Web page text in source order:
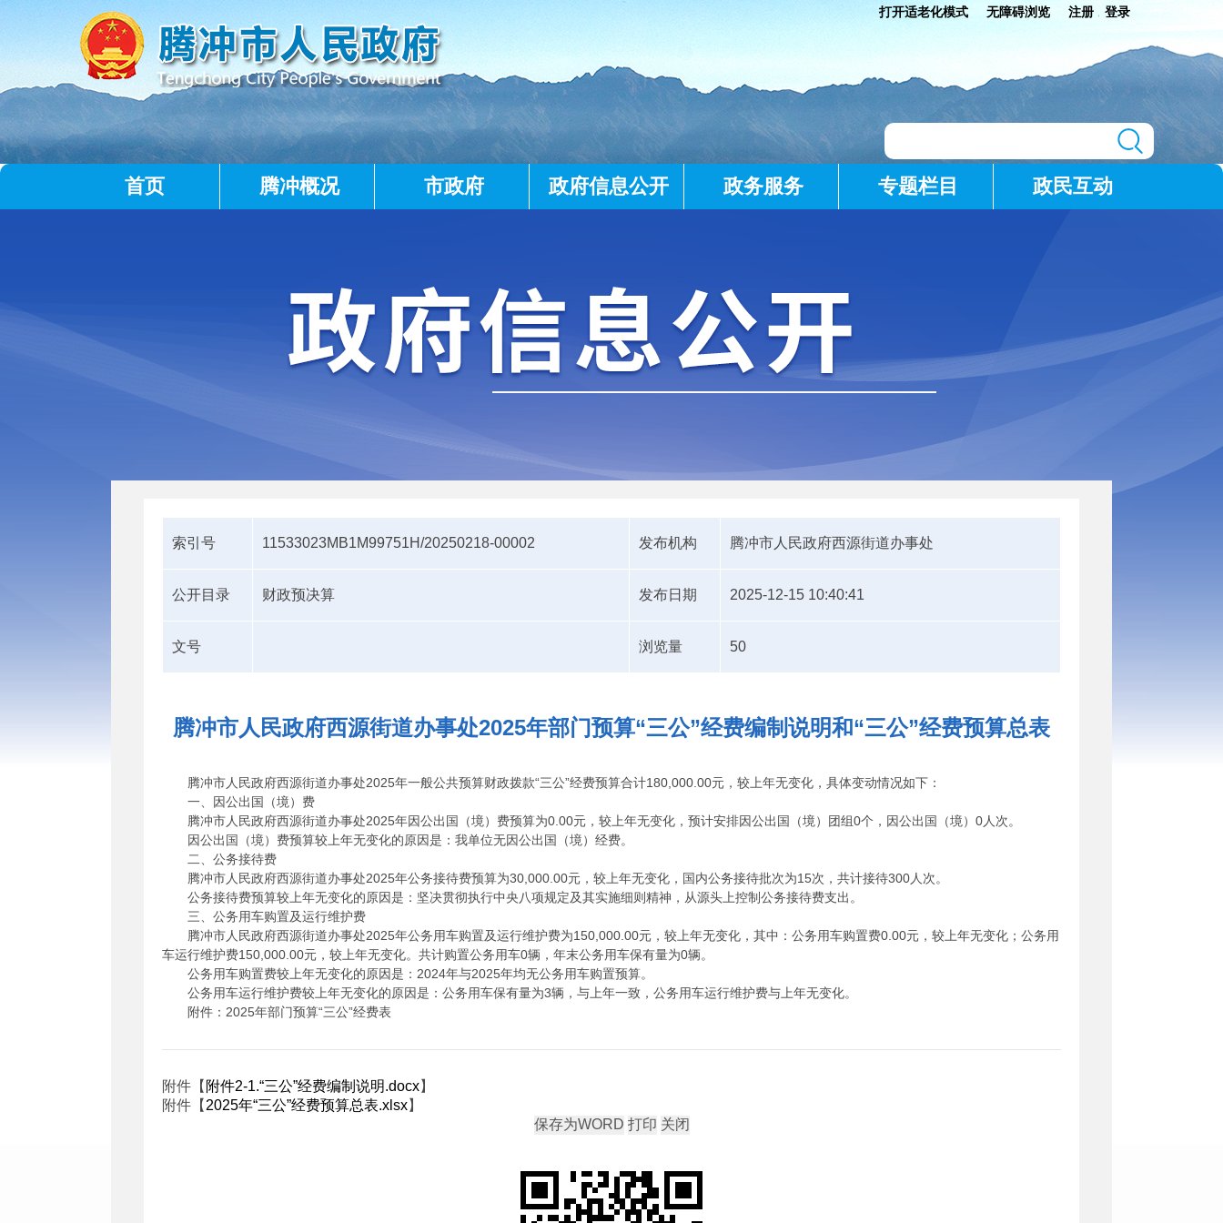
打开适老化模式 无障碍浏览 注册 登录
首页 腾冲概况 市政府 政府信息公开 政务服务 专题栏目 政民互动
索引号 11533023MB1M99751H/20250218-00002 发布机构 腾冲市人民政府西源街道办事处
公开目录 财政预决算 发布日期 2025-12-15 10:40:41
文号 浏览量 50
腾冲市人民政府西源街道办事处2025年部门预算“三公”经费编制说明和“三公”经费预算总表
腾冲市人民政府西源街道办事处2025年一般公共预算财政拨款“三公”经费预算合计180,000.00元，较上年无变化，具体变动情况如下：
一、因公出国（境）费
腾冲市人民政府西源街道办事处2025年因公出国（境）费预算为0.00元，较上年无变化，预计安排因公出国（境）团组0个，因公出国（境）0人次。
因公出国（境）费预算较上年无变化的原因是：我单位无因公出国（境）经费。
二、公务接待费
腾冲市人民政府西源街道办事处2025年公务接待费预算为30,000.00元，较上年无变化，国内公务接待批次为15次，共计接待300人次。
公务接待费预算较上年无变化的原因是：坚决贯彻执行中央八项规定及其实施细则精神，从源头上控制公务接待费支出。
三、公务用车购置及运行维护费
腾冲市人民政府西源街道办事处2025年公务用车购置及运行维护费为150,000.00元，较上年无变化，其中：公务用车购置费0.00元，较上年无变化；公务用
车运行维护费150,000.00元，较上年无变化。共计购置公务用车0辆，年末公务用车保有量为0辆。
公务用车购置费较上年无变化的原因是：2024年与2025年均无公务用车购置预算。
公务用车运行维护费较上年无变化的原因是：公务用车保有量为3辆，与上年一致，公务用车运行维护费与上年无变化。
附件：2025年部门预算“三公”经费表
附件【 附件2-1.“三公”经费编制说明.docx】
附件【 2025年“三公”经费预算总表.xlsx】